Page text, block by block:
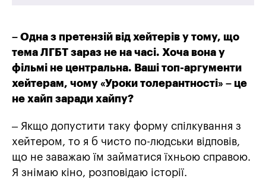
– Одна з претензій від хейтерів у тому, що
тема ЛГБТ зараз не на часі. Хоча вона у
фільмі не центральна. Ваші топ-аргументи
хейтерам, чому «Уроки толерантності» – це
не хайп заради хайпу?
– Якщо допустити таку форму спілкування з
хейтером, то я б чисто по-людськи відповів,
що не заважаю їм займатися їхньою справою.
Я знімаю кіно, розповідаю історії.